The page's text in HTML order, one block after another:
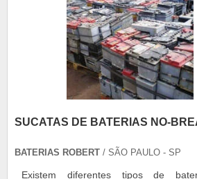
SUCATAS DE BATERIAS NO-
BATERIAS ROBERT / SÃO PAULO - SP
Existem diferentes tipos de